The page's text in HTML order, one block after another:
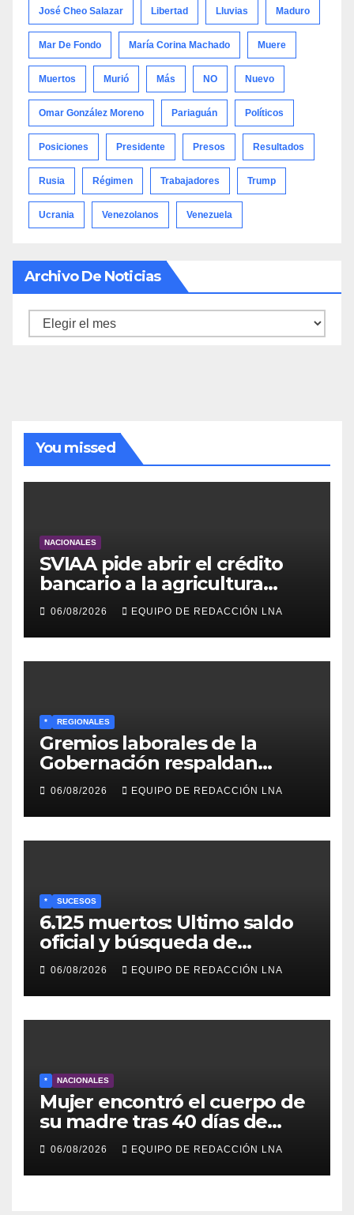
José Cheo Salazar Libertad Lluvias Maduro
Mar De Fondo María Corina Machado Muere
Muertos Murió Más NO Nuevo
Omar González Moreno Pariaguán Políticos
Posiciones Presidente Presos Resultados
Rusia Régimen Trabajadores Trump
Ucrania Venezolanos Venezuela
Archivo De Noticias
Archivo
You missed
NACIONALES
SVIAA pide abrir el crédito
bancario a la agricultura
familiar en Venezuela
06/08/2026 EQUIPO DE REDACCIÓN LNA
* REGIONALES
Gremios laborales de la
Gobernación respaldan
propuesta de Bono
Recreativo de 100 dólares
para jubilados, pensionados y
activos
06/08/2026 EQUIPO DE REDACCIÓN LNA
* SUCESOS
6.125 muertos: Ultimo saldo
oficial y búsqueda de
cadáveres continúa entre los
escombros
06/08/2026 EQUIPO DE REDACCIÓN LNA
* NACIONALES
Mujer encontró el cuerpo de
su madre tras 40 días de
búsqueda en Tanaguarena
06/08/2026 EQUIPO DE REDACCIÓN LNA